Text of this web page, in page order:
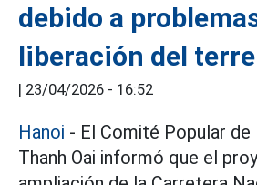
debido a
liberación del
| 23/04/2026 - 16:52
Hanoi - El Comité Popular de
Thanh Oai informó que el